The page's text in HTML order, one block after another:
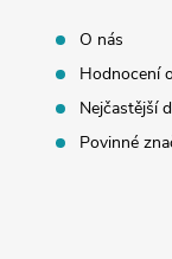
O nás
Hodnocení
Nejčastější
Povinné